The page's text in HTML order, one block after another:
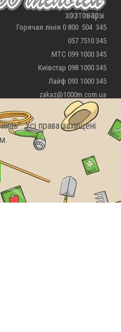
Горячая лінія 0 800 504 345
057 7510 345
МТС 099 1000 345
Київстар 098 1000 345
Лайф 093 1000 345
zakaz@1000m.com.ua
Усі права захищені